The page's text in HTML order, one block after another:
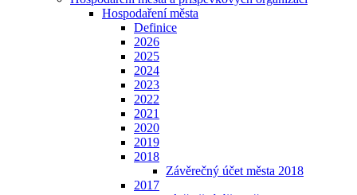
Hospodaření města
Definice
2026
2025
2024
2023
2022
2021
2020
2019
2018
Závěrečný účet města 2018
2017